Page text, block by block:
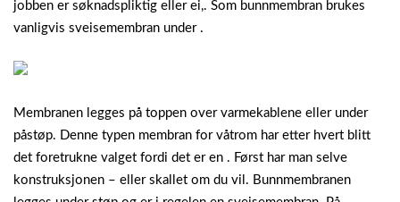
jobben er søknadspliktig eller ei,. Som bunnmembran brukes
vanligvis sveisemembran under .
Membranen legges på toppen over varmekablene eller under
påstøp. Denne typen membran for våtrom har etter hvert blitt
det foretrukne valget fordi det er en . Først har man selve
konstruksjonen – eller skallet om du vil. Bunnmembranen